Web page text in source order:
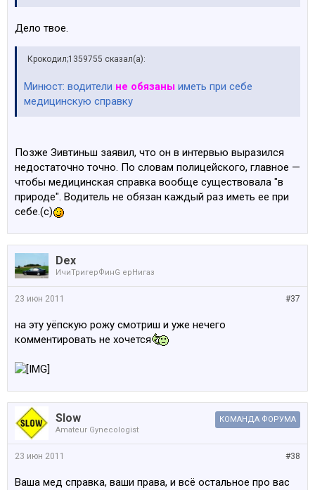
Дело твое.
Крокодил;1359755 сказал(а):
Минюст: водители не обязаны иметь при себе
медицинскую справку
Позже Зивтиньш заявил, что он в интервью выразился
недостаточно точно. По словам полицейского, главное —
чтобы медицинская справка вообще существовала "в
природе". Водитель не обязан каждый раз иметь ее при
себе.(с)
Dex
ИчиТригерФинG ерНигаз
#37
23 июн 2011
на эту уёпскую рожу смотриш и уже нечего
комментировать не хочется
Slow
Amateur Gynecologist
КОМАНДА ФОРУМА
#38
23 июн 2011
Ваша мед справка, ваши права, и всё остальное про вас